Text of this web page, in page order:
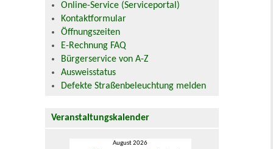
Online-Service (Serviceportal)
Kontaktformular
Öffnungszeiten
E-Rechnung FAQ
Bürgerservice von A-Z
Ausweisstatus
Defekte Straßenbeleuchtung melden
Veranstaltungskalender
August 2026